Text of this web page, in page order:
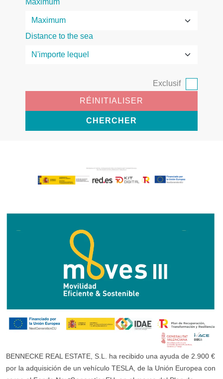
Maximum
Distance to the sea
Exclusif
RÉINITIALISER
CHERCHER
BENNECKE REAL ESTATE, S.L. ha recibido una ayuda de 2.900 €
por la adquisición de un vehículo TESLA, de la Unión Europea con